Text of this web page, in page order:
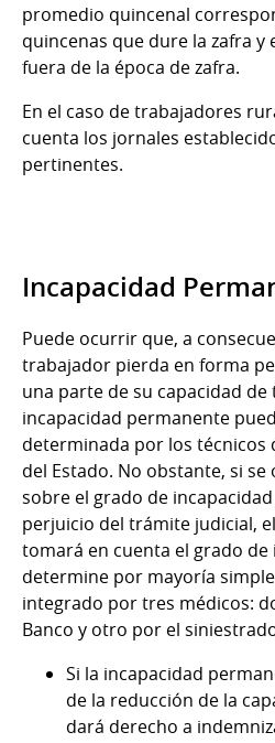
promedio quincenal
quincenas que dure la zafra y
fuera de la época de zafra.
En el caso de trabajadores
cuenta los jornales
pertinentes.
Incapacidad
Puede ocurrir que, a
trabajador pierda en forma
una parte de su capacidad de
incapacidad permanente
determinada por los técnicos
del Estado. No obstante, si
sobre el grado de
perjuicio del trámite judicial,
tomará en cuenta el grado de
determine por mayoría
integrado por tres médicos:
Banco y otro por el
Si la incapacidad
de la reducción de la
dará derecho a